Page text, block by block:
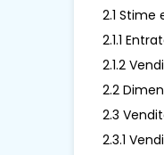
2.1
2.1.1
2.1.2
2.2
2.3
2.3.1